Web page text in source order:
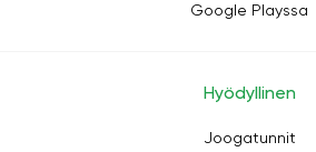
Google Playssa
Hyödyllinen
Joogatunnit